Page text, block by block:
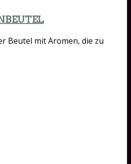
Beutel mit Aromen, die zu